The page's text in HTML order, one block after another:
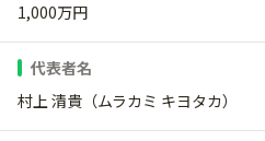
1,000万円
代表者名
村上 清貴（ムラカミ キヨタカ）